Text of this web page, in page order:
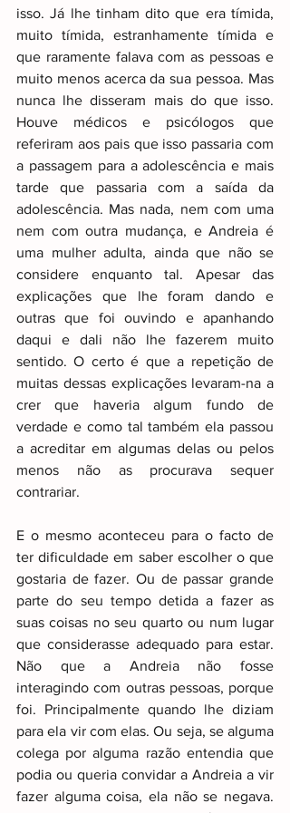
isso. Já lhe tinham dito que era tímida,
muito tímida, estranhamente tímida e
que raramente falava com as pessoas e
muito menos acerca da sua pessoa. Mas
nunca lhe disseram mais do que isso.
Houve médicos e psicólogos que
referiram aos pais que isso passaria com
a passagem para a adolescência e mais
tarde que passaria com a saída da
adolescência. Mas nada, nem com uma
nem com outra mudança, e Andreia é
uma mulher adulta, ainda que não se
considere enquanto tal. Apesar das
explicações que lhe foram dando e
outras que foi ouvindo e apanhando
daqui e dali não lhe fazerem muito
sentido. O certo é que a repetição de
muitas dessas explicações levaram-na a
crer que haveria algum fundo de
verdade e como tal também ela passou
a acreditar em algumas delas ou pelos
menos não as procurava sequer
contrariar.
E o mesmo aconteceu para o facto de
ter dificuldade em saber escolher o que
gostaria de fazer. Ou de passar grande
parte do seu tempo detida a fazer as
suas coisas no seu quarto ou num lugar
que considerasse adequado para estar.
Não que a Andreia não fosse
interagindo com outras pessoas, porque
foi. Principalmente quando lhe diziam
para ela vir com elas. Ou seja, se alguma
colega por alguma razão entendia que
podia ou queria convidar a Andreia a vir
fazer alguma coisa, ela não se negava.